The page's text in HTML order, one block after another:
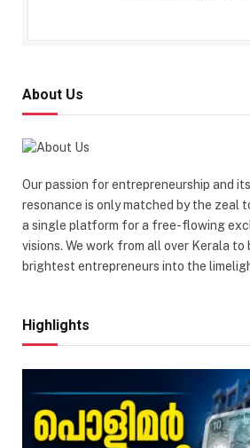
About Us
Our passion for entrepreneurship and
resonance is only matched by the zeal
a single platform for a free-flowing
visions. We work from all over Kerala
brightest entrepreneurs into the
Highlights